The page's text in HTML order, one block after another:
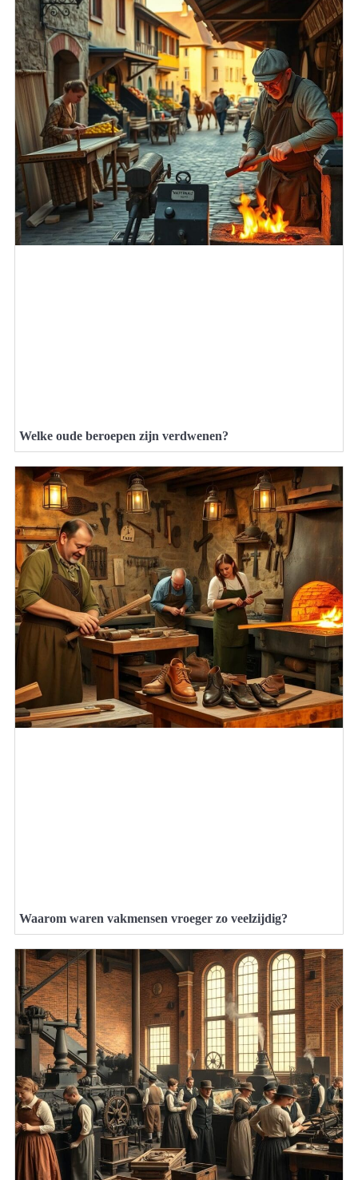
Welke oude beroepen zijn verdwenen?
Waarom waren vakmensen vroeger zo veelzijdig?